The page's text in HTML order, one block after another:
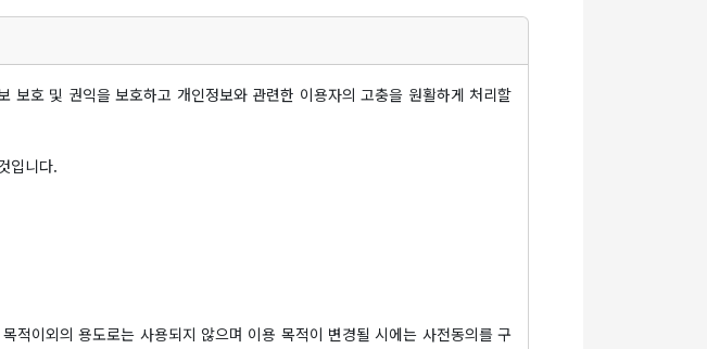
를 위해 "회원" 자신이 정한 문자 또는 숫자의 조합을 의미합니다.
음성ㆍ음향ㆍ화상ㆍ동영상 등의 정보 형태의 글, 사진, 동영상 및 각종 파일
(이하 "정보통신망법")" 등 관련법을 위배하지 않는 범위에서 이 약관을 개정
항의 방식에 따라 그 개정약관의 적용일자 30일 전부터 적용일자 전일까지 공
전자우편, 전자쪽지, 로그인시 동의창 등의 전자적 수단을 통해 따로 명확히 통
호 및 권익을 보호하고 개인정보와 관련한 이용자의 고충을 원활하게 처리할
입니다.
이외의 용도로는 사용되지 않으며 이용 목적이 변경될 시에는 사전동의를 구